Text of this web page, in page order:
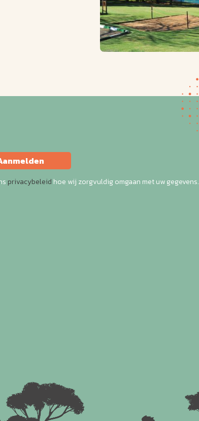
privacybeleid hoe wij zorgvuldig omgaan met uw gegevens.